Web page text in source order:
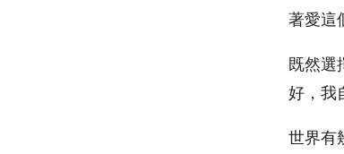
著愛這
既然選
好，我
世界有